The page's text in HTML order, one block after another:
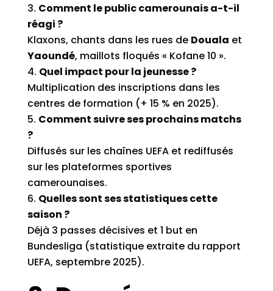
Comment le public camerounais a-t-il
réagi ?
Klaxons, chants dans les rues de Douala et
Yaoundé, maillots floqués « Kofane 10 ».
Quel impact pour la jeunesse ?
Multiplication des inscriptions dans les
centres de formation (+ 15 % en 2025).
Comment suivre ses prochains matchs
?
Diffusés sur les chaînes UEFA et rediffusés
sur les plateformes sportives
camerounaises.
Quelles sont ses statistiques cette
saison ?
Déjà 3 passes décisives et 1 but en
Bundesliga (statistique extraite du rapport
UEFA, septembre 2025).